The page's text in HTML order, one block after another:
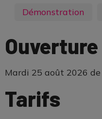
Démonstration
Ouverture
Mardi 25 août 2026
Tarifs